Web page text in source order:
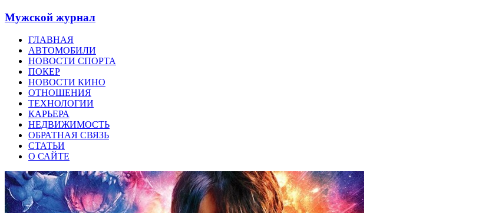
Мужской журнал
ГЛАВНАЯ
АВТОМОБИЛИ
НОВОСТИ СПОРТА
ПОКЕР
НОВОСТИ КИНО
ОТНОШЕНИЯ
ТЕХНОЛОГИИ
КАРЬЕРА
НЕДВИЖИМОСТЬ
ОБРАТНАЯ СВЯЗЬ
СТАТЬИ
О САЙТЕ